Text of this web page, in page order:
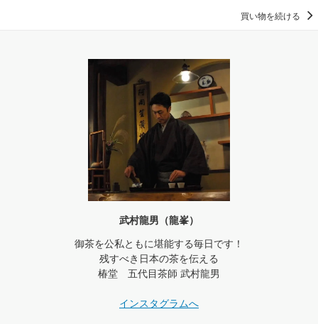
買い物を続ける
武村龍男（龍峯）
御茶を公私ともに堪能する毎日です！
残すべき日本の茶を伝える
椿堂 五代目茶師 武村龍男
インスタグラムへ